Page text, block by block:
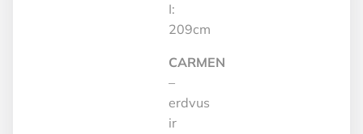
I:
209cm
CARMEN
–
erdvus
ir